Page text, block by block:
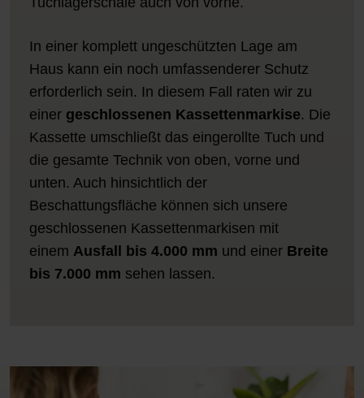
In einer komplett ungeschützten Lage am
Haus kann ein noch umfassenderer Schutz
erforderlich sein. In diesem Fall raten wir zu
einer geschlossenen Kassettenmarkise. Die
Kassette umschließt das eingerollte Tuch und
die gesamte Technik von oben, vorne und
unten. Auch hinsichtlich der
Beschattungsfläche können sich unsere
geschlossenen Kassettenmarkisen mit
einem Ausfall bis 4.000 mm und einer Breite
bis 7.000 mm sehen lassen.